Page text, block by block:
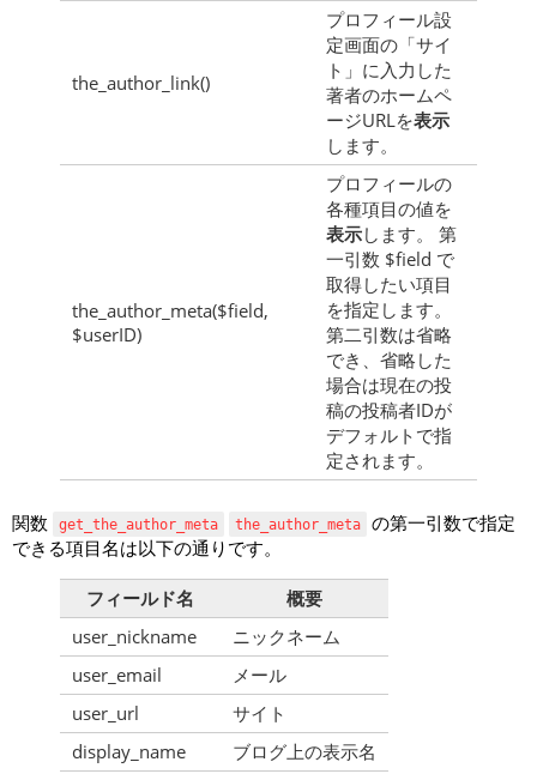
the_author_link()
プロフィール設
定画面の「サイ
ト」に入力した
著者のホームペ
ージURLを表示
します。
the_author_meta($field,
$userID)
プロフィールの
各種項目の値を
表示します。 第
一引数 $field で
取得したい項目
を指定します。
第二引数は省略
でき、省略した
場合は現在の投
稿の投稿者IDが
デフォルトで指
定されます。
関数 get_the_author_meta the_author_meta の第一引数で指定
できる項目名は以下の通りです。
フィールド名
概要
user_nickname
ニックネーム
user_email
メール
user_url
サイト
display_name
ブログ上の表示名